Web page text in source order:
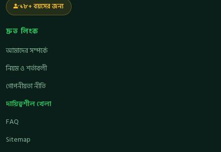
১৮+ বয়সের জন্য
দ্রুত লিংক
আমাদের সম্পর্কে
নিয়ম ও শর্তাবলী
গোপনীয়তা নীতি
দায়িত্বশীল খেলা
FAQ
Sitemap